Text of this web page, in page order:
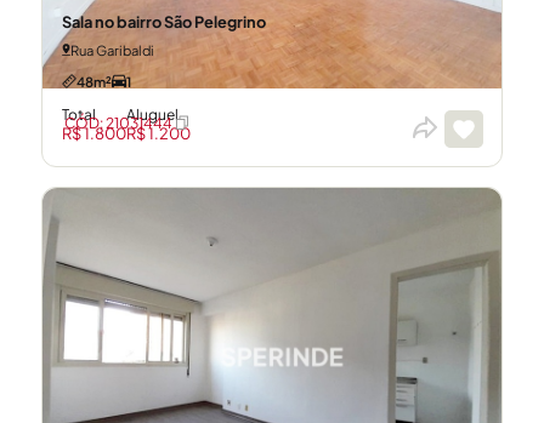
Sala no bairro São Pelegrino
Rua Garibaldi
48m²
1
Total
R$ 1.800
Aluguel
R$ 1.200
CÓD: 21031444